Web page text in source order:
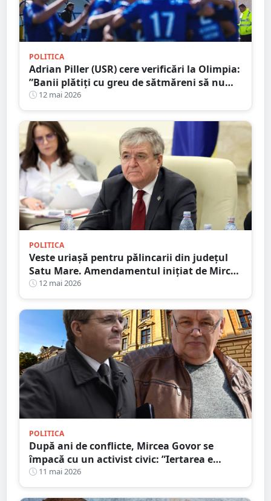
POLITICA
Adrian Piller (USR) cere verificări la Olimpia:
”Banii plătiți cu greu de sătmăreni să nu
mai fie aruncați pe apa sâmbetei”
12 mai 2026
POLITICA
Veste uriașă pentru pălincarii din județul
Satu Mare. Amendamentul inițiat de Mircea
Govor trece de primul test
12 mai 2026
POLITICA
După ani de conflicte, Mircea Govor se
împacă cu un activist civic: ”Iertarea e
virtutea oamenilor puternici”
11 mai 2026